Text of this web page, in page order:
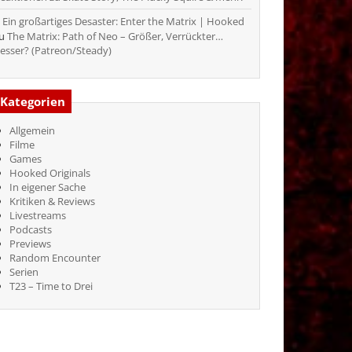
Ein großartiges Desaster: Enter the Matrix | Hooked
The Matrix: Path of Neo – Größer, Verrückter…
(Patreon/Steady)
Kategorien
Allgemein
Filme
Games
Hooked Originals
In eigener Sache
Kritiken & Reviews
Livestreams
Podcasts
Previews
Random Encounter
Serien
T23 – Time to Drei